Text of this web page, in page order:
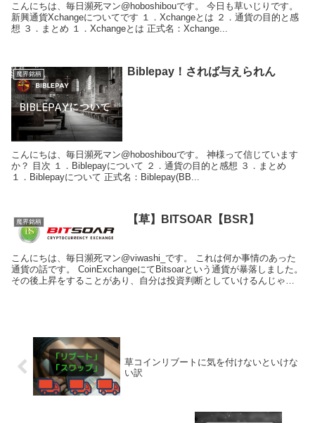
こんにちは、毎日瀕死マン@hoboshibouです。 今日も草いじりです。
新興通貨Xchangeについてです １．Xchangeとは ２．通貨の目的と感
想 ３．まとめ １．Xchangeとは 正式名：Xchange...
魔界銘柄 Biblepay！されば与えられん
こんにちは、毎日瀕死マン@hoboshibouです。 神様って信じています
か？ 目次 １．Biblepayについて ２．通貨の目的と感想 ３．まとめ
１．Biblepayについて 正式名：Biblepay(BB...
魔界銘柄 【草】BITSOAR【BSR】
こんにちは、毎日瀕死マン@viwashi_です。 これは何か事情のあった
通貨の話です。 CoinExchangeにてBitsoarという通貨が暴落しました。
その後上昇をすることがあり、自分は投資判断としていけるんじゃな
草コインリブートに気を付けないといけな
い訳